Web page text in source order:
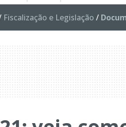
Fiscalização e Legislação /